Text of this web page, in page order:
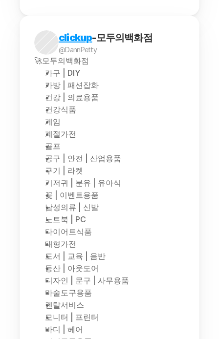
clickup-모두의백화점
@DannPetty
🚀모두의백화점
가구 | DIY
가방 | 패션잡화
건강 | 의료용품
건강식품
게임
계절가전
골프
공구 | 안전 | 산업용품
구기 | 라켓
기저귀 | 분유 | 유아식
꽃 | 이벤트용품
남성의류 | 신발
노트북 | PC
다이어트식품
대형가전
도서 | 교육 | 음반
등산 | 아웃도어
디자인 | 문구 | 사무용품
마술도구용품
렌탈서비스
모니터 | 프린터
바디 | 헤어